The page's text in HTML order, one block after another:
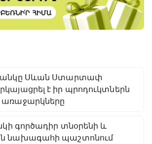
Սևան Ստարտափ
է իր պրոդուկտներն
առաջարկները
գործադիր տնօրենի և
նախագահի պաշտոնում